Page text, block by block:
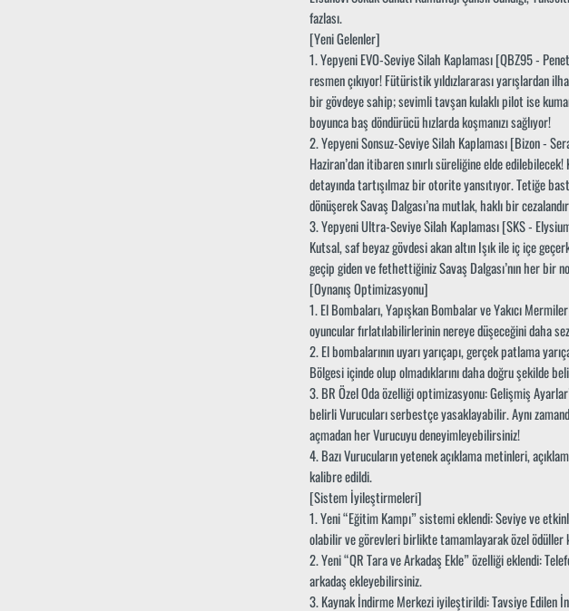
fazlası.
[Yeni Gelenler]
1. Yepyeni EVO-Seviye Silah Kaplaması [QBZ95 -
resmen çıkıyor! Fütüristik yıldızlararası yarışlardan
bir gövdeye sahip; sevimli tavşan kulaklı pilot ise
boyunca baş döndürücü hızlarda koşmanızı sağlıyor!
2. Yepyeni Sonsuz-Seviye Silah Kaplaması [Bizon -
Haziran’dan itibaren sınırlı süreliğine elde
detayında tartışılmaz bir otorite yansıtıyor. Tetiğe
dönüşerek Savaş Dalgası’na mutlak, haklı bir
3. Yepyeni Ultra-Seviye Silah Kaplaması [SKS -
Kutsal, saf beyaz gövdesi akan altın Işık ile iç içe
geçip giden ve fethettiğiniz Savaş Dalgası’nın her bir
[Oynanış Optimizasyonu]
1. El Bombaları, Yapışkan Bombalar ve Yakıcı
oyuncular fırlatılabilirlerinin nereye düşeceğini daha
2. El bombalarının uyarı yarıçapı, gerçek patlama
Bölgesi içinde olup olmadıklarını daha doğru şekilde
3. BR Özel Oda özelliği optimizasyonu: Gelişmiş
belirli Vurucuları serbestçe yasaklayabilir. Aynı
açmadan her Vurucuyu deneyimleyebilirsiniz!
4. Bazı Vurucuların yetenek açıklama metinleri,
kalibre edildi.
[Sistem İyileştirmeleri]
1. Yeni “Eğitim Kampı” sistemi eklendi: Seviye ve
olabilir ve görevleri birlikte tamamlayarak özel ödüller
2. Yeni “QR Tara ve Arkadaş Ekle” özelliği eklendi:
arkadaş ekleyebilirsiniz.
3. Kaynak İndirme Merkezi iyileştirildi: Tavsiye Edilen